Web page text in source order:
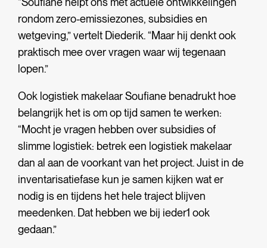
rondom zero-emissiezones, subsidies en
wetgeving,” vertelt Diederik. “Maar hij denkt ook
praktisch mee over vragen waar wij tegenaan
lopen.”
Ook logistiek makelaar Soufiane benadrukt hoe
belangrijk het is om op tijd samen te werken:
“Mocht je vragen hebben over subsidies of
slimme logistiek: betrek een logistiek makelaar
dan al aan de voorkant van het project. Juist in de
inventarisatiefase kun je samen kijken wat er
nodig is en tijdens het hele traject blijven
meedenken. Dat hebben we bij ieder1 ook
gedaan.”